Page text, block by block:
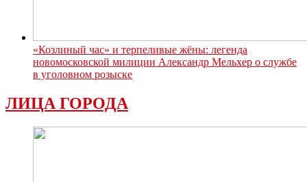
«Козлиный час» и терпеливые жёны: легенда
новомосковской милиции Александр Мельхер о службе
в уголовном розыске
ЛИЦА ГОРОДА